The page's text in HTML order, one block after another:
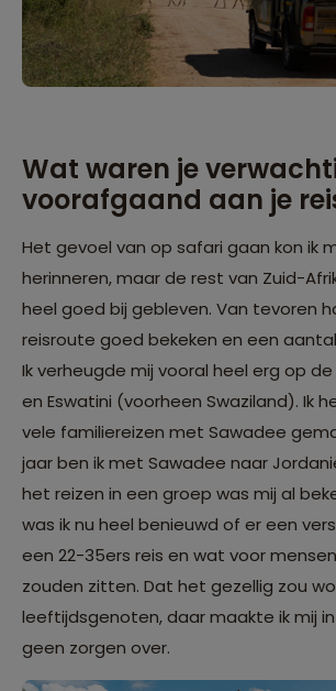
Wat waren je
voorafgaand aan je
Het gevoel van op safari gaan kon ik
herinneren, maar de rest van Zuid-
heel goed bij gebleven. Van tevoren
reisroute goed bekeken en een
Ik verheugde mij vooral heel erg op
en Eswatini (voorheen Swaziland). Ik
vele familiereizen met Sawadee
jaar ben ik met Sawadee naar
het reizen in een groep was mij al
was ik nu heel benieuwd of er een
een 22-35ers reis en wat voor
zouden zitten. Dat het gezellig zou
leeftijdsgenoten, daar maakte ik mij
geen zorgen over.